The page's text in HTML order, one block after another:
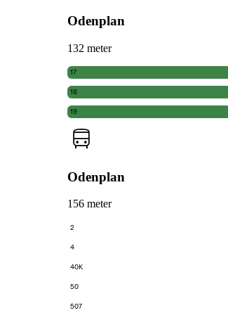
Odenplan
132 meter
17
18
19
Odenplan
156 meter
2
4
40K
50
507